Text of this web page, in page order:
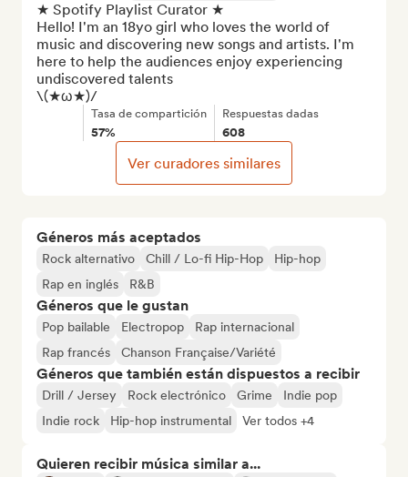
Géneros más aceptados
Rock alternativo Chill / Lo-fi Hip-Hop
Hip-hop
Rap en inglés
R&B
Géneros que le gustan
Pop bailable Electropop
Rap internacional
Rap francés
Chanson Française/Variété
Géneros que también están dispuestos a recibir
Drill / Jersey Rock electrónico Grime
Indie pop
Indie rock
Hip-hop instrumental Ver todos +4
Quieren recibir música similar a...
★ Spotify Playlist Curator ★
Hello! I'm an 18yo girl who loves the world of
music and discovering new songs and artists. I'm
here to help the audiences enjoy experiencing
undiscovered talents
\(★ω★)/
Tasa de compartición
57%
Respuestas dadas
608
Ver curadores similares